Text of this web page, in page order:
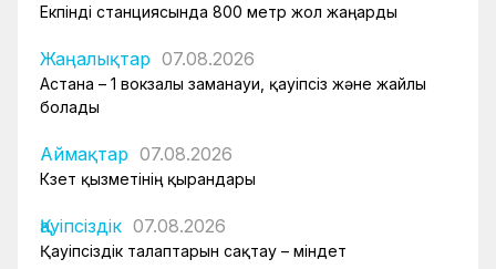
Екпінді станциясында 800 метр жол жаңарды
Жаңалықтар 07.08.2026
Астана – 1 вокзалы заманауи, қауіпсіз және жайлы
болады
Аймақтар 07.08.2026
Күзет қызметінің қырандары
Қауіпсіздік 07.08.2026
Қауіпсіздік талаптарын сақтау – міндет